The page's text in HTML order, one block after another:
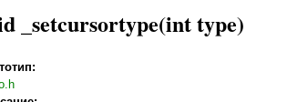
_setcursortype(int type)